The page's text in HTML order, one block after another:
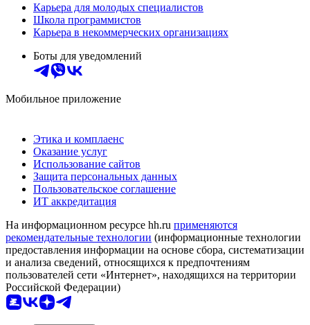
Карьера для молодых специалистов
Школа программистов
Карьера в некоммерческих организациях
Боты для уведомлений
Мобильное приложение
Этика и комплаенс
Оказание услуг
Использование сайтов
Защита персональных данных
Пользовательское соглашение
ИТ аккредитация
На информационном ресурсе hh.ru применяются
рекомендательные технологии (информационные технологии
предоставления информации на основе сбора, систематизации
и анализа сведений, относящихся к предпочтениям
пользователей сети «Интернет», находящихся на территории
Российской Федерации)